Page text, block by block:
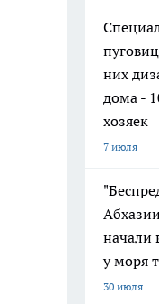
них
дома -
хозяек
7 июля
начали
у моря
30 июля